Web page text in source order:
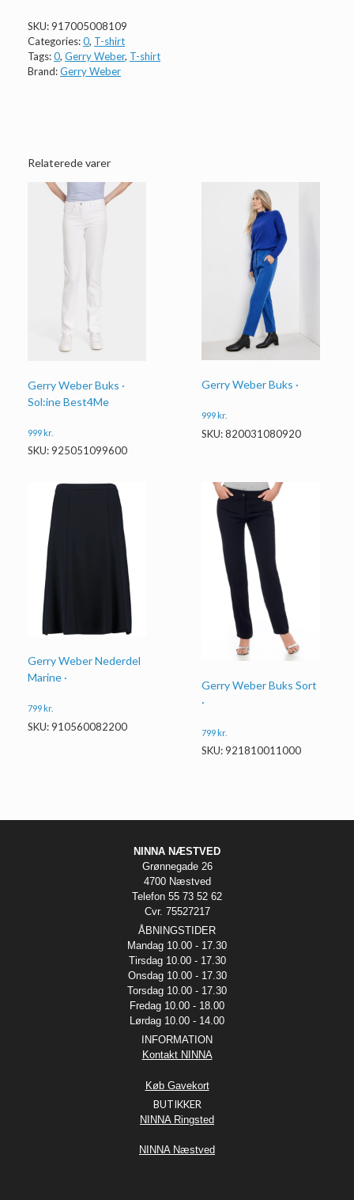
SKU:917005008109
Categories:0, T-shirt
Tags:0, Gerry Weber, T-shirt
Brand:Gerry Weber
Relaterede varer
Gerry Weber Buks ·
Sol:ine Best4Me
999kr.
SKU: 925051099600
Gerry Weber Buks ·
999 kr.
SKU: 820031080920
Gerry Weber Nederdel
Marine ·
799 kr.
SKU: 910560082200
Gerry Weber Buks Sort
·
799kr.
SKU: 921810011000
NINNA NÆSTVED
Grønnegade 26
4700 Næstved
Telefon 55 73 52 62
Cvr. 75527217
ÅBNINGSTIDER
Mandag 10.00 - 17.30
Tirsdag 10.00 - 17.30
Onsdag 10.00 - 17.30
Torsdag 10.00 - 17.30
Fredag 10.00 - 18.00
Lørdag 10.00 - 14.00
INFORMATION
Kontakt NINNA
Køb Gavekort
BUTIKKER
NINNA Ringsted
NINNA Næstved